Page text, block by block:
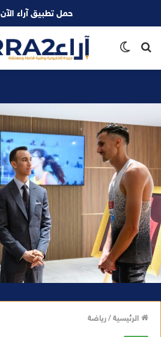
بحث
الرئيسية/رياضة
حمل تطبيق آراء الآن